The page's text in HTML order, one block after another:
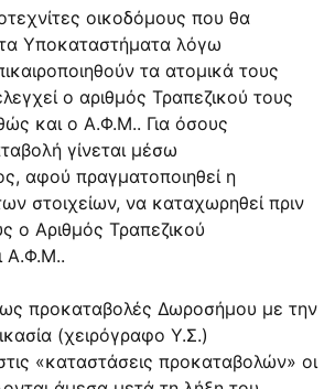
οικοδόμους που θα
Υποκαταστήματα λόγω
τα ατομικά τους
ο αριθμός Τραπεζικού τους
και ο Α.Φ.Μ.. Για όσους
γίνεται μέσω
αφού πραγματοποιηθεί η
στοιχείων, να καταχωρηθεί πριν
ο Αριθμός Τραπεζικού
Α.Φ.Μ..
προκαταβολές Δωροσήμου με την
(χειρόγραφο Υ.Σ.)
«καταστάσεις προκαταβολών» οι